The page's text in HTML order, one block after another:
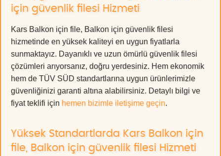
için güvenlik filesi Hizmeti
Kars Balkon için file, Balkon için güvenlik filesi
hizmetinde en yüksek kaliteyi en uygun fiyatlarla
sunmaktayız. Dayanıklı ve uzun ömürlü güvenlik filesi
çözümleri arıyorsanız, doğru yerdesiniz. Hem ekonomik
hem de TÜV SÜD standartlarına uygun ürünlerimizle
güvenliğinizi garanti altına alabilirsiniz. Detaylı bilgi ve
fiyat teklifi için hemen bizimle iletişime geçin.
Yüksek Standartlarda Kars Balkon için
file, Balkon için güvenlik filesi Hizmeti